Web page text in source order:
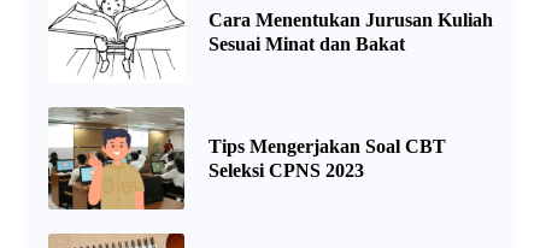
Cara Menentukan Jurusan Kuliah
Sesuai Minat dan Bakat
Tips Mengerjakan Soal CBT
Seleksi CPNS 2023